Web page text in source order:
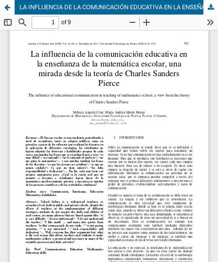
LA INFLUENCIA DE LA COMUNICACIÓN EDUCATIVA EN LA ENSEÑANZA DE LA MATEMÁTICA ESCOLAR, UNA MIRADA DESDE LA TEORÍA DE CHARLES SANDERS PIERCE